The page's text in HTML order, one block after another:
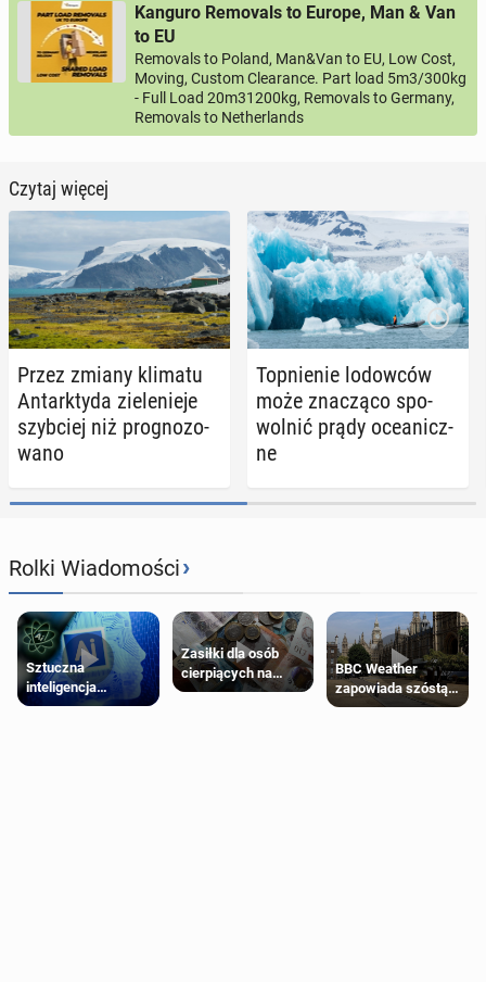
Kanguro Removals to Europe, Man & Van
to EU
Removals to Poland, Man&Van to EU, Low Cost,
Moving, Custom Clearance. Part load 5m3/300kg
- Full Load 20m31200kg, Removals to Germany,
Removals to Netherlands
Czytaj więcej
Przez zmiany klimatu
An­tark­ty­da zie­le­nie­je
szyb­ciej niż pro­gno­zo­
wa­no
Top­nie­nie lo­dow­ców
może zna­czą­co spo­
wol­nić prądy oce­anicz­
ne
Rolki Wiadomości›
Sztuczna
inteligencja
próbowała oszukać
Zasiłki dla osób
cierpiących na
schorzenia
BBC Weather
zapowiada szóstą
falę upałów w